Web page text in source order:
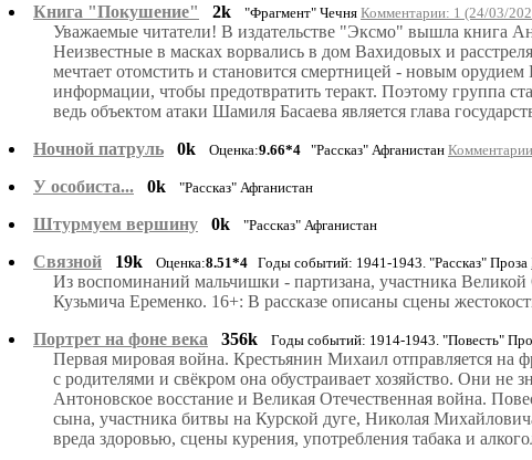
Книга "Покушение"
2k "Фрагмент" Чечня Комментарии: 1 (24/03/
Уважаемые читатели! В издательстве "Эксмо" вышла книга
Неизвестные в масках ворвались в дом Вахидовых и
мечтает отомстить и становится смертницей - новым
информации, чтобы предотвратить теракт. Поэтому группа
ведь объектом атаки Шамиля Басаева является глава
Ночной патруль
0k Оценка:9.66*4 "Рассказ" Афганистан
У особиста... 0k "Рассказ" Афганистан
Штурмуем вершину 0k "Рассказ" Афганистан
Связной 19k Оценка:8.51*4 Годы событий: 1941-1943. "Рассказ" Проза
Из воспоминаний мальчишки - партизана, участника
Кузьмича Еременко. 16+: В рассказе описаны сцены
Портрет на фоне века
356k Годы событий: 1914-1943. "Повесть"
Первая мировая война. Крестьянин Михаил отправляется на
с родителями и свёкром она обустраивает хозяйство. Они не
Антоновское восстание и Великая Отечественная война.
сына, участника битвы на Курской дуге, Николая
вреда здоровью, сцены курения, употребления табака и